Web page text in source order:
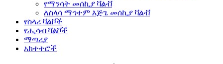
የማንሳት መሰኪያ ቫልቭ
ለስላሳ ማኅተም እጅጌ መሰኪያ ቫልቭ
የስላሪ ቫልቮች
የሒሳብ ቫልቮች
ማጣሪያ
አክተተሮች